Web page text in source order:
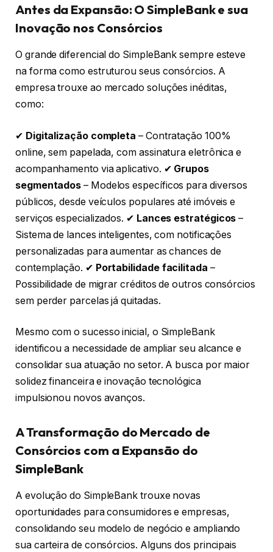
Antes da Expansão: O SimpleBank e sua
Inovação nos Consórcios
O grande diferencial do SimpleBank sempre esteve
na forma como estruturou seus consórcios. A
empresa trouxe ao mercado soluções inéditas,
como:
✔ Digitalização completa – Contratação 100%
online, sem papelada, com assinatura eletrônica e
acompanhamento via aplicativo. ✔ Grupos
segmentados – Modelos específicos para diversos
públicos, desde veículos populares até imóveis e
serviços especializados. ✔ Lances estratégicos –
Sistema de lances inteligentes, com notificações
personalizadas para aumentar as chances de
contemplação. ✔ Portabilidade facilitada –
Possibilidade de migrar créditos de outros consórcios
sem perder parcelas já quitadas.
Mesmo com o sucesso inicial, o SimpleBank
identificou a necessidade de ampliar seu alcance e
consolidar sua atuação no setor. A busca por maior
solidez financeira e inovação tecnológica
impulsionou novos avanços.
A Transformação do Mercado de
Consórcios com a Expansão do
SimpleBank
A evolução do SimpleBank trouxe novas
oportunidades para consumidores e empresas,
consolidando seu modelo de negócio e ampliando
sua carteira de consórcios. Alguns dos principais